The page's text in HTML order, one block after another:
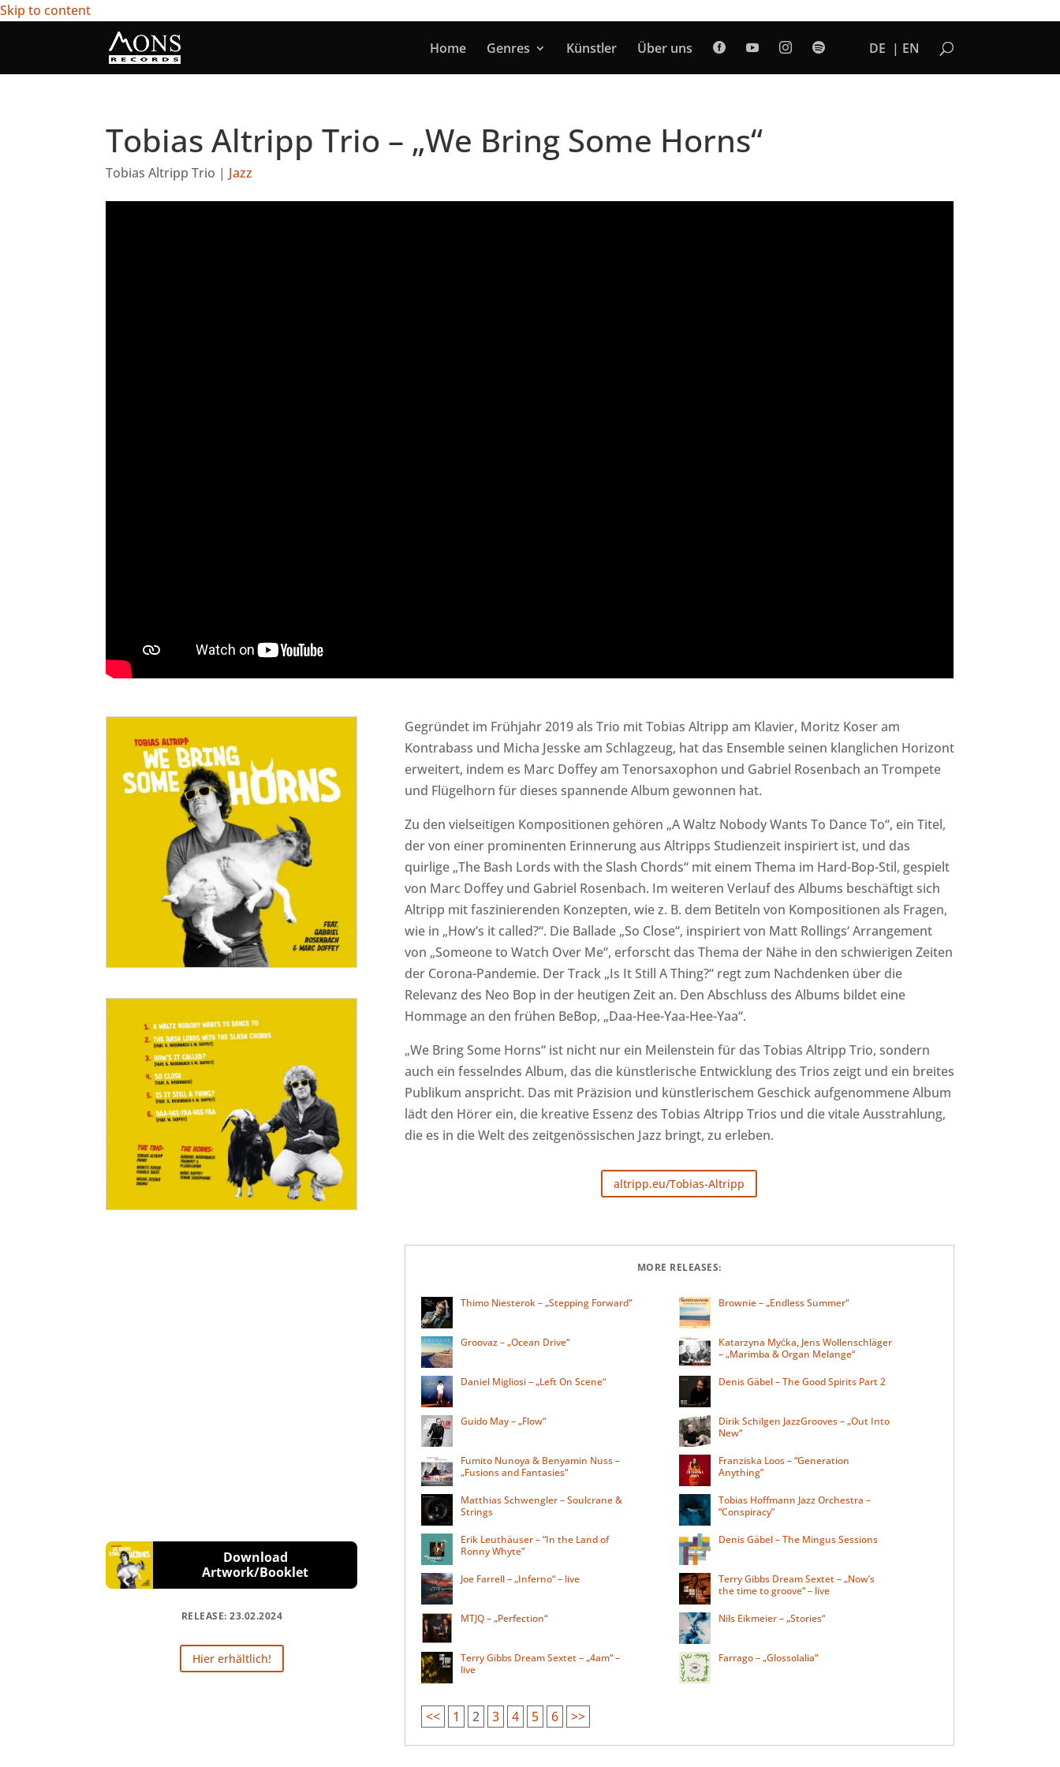
Skip to content
Home Genres Künstler Über uns     DE EN
Tobias Altripp Trio – „We Bring Some Horns“
Tobias Altripp Trio | Jazz
Download
Artwork/Booklet
RELEASE: 23.02.2024
Hier erhältlich!
Gegründet im Frühjahr 2019 als Trio mit Tobias Altripp am Klavier, Moritz Koser am
Kontrabass und Micha Jesske am Schlagzeug, hat das Ensemble seinen klanglichen Horizont
erweitert, indem es Marc Doffey am Tenorsaxophon und Gabriel Rosenbach an Trompete
und Flügelhorn für dieses spannende Album gewonnen hat.
Zu den vielseitigen Kompositionen gehören „A Waltz Nobody Wants To Dance To“, ein Titel,
der von einer prominenten Erinnerung aus Altripps Studienzeit inspiriert ist, und das
quirlige „The Bash Lords with the Slash Chords“ mit einem Thema im Hard-Bop-Stil, gespielt
von Marc Doffey und Gabriel Rosenbach. Im weiteren Verlauf des Albums beschäftigt sich
Altripp mit faszinierenden Konzepten, wie z. B. dem Betiteln von Kompositionen als Fragen,
wie in „How’s it called?“. Die Ballade „So Close“, inspiriert von Matt Rollings‘ Arrangement
von „Someone to Watch Over Me“, erforscht das Thema der Nähe in den schwierigen Zeiten
der Corona-Pandemie. Der Track „Is It Still A Thing?“ regt zum Nachdenken über die
Relevanz des Neo Bop in der heutigen Zeit an. Den Abschluss des Albums bildet eine
Hommage an den frühen BeBop, „Daa-Hee-Yaa-Hee-Yaa“.
„We Bring Some Horns“ ist nicht nur ein Meilenstein für das Tobias Altripp Trio, sondern
auch ein fesselndes Album, das die künstlerische Entwicklung des Trios zeigt und ein breites
Publikum anspricht. Das mit Präzision und künstlerischem Geschick aufgenommene Album
lädt den Hörer ein, die kreative Essenz des Tobias Altripp Trios und die vitale Ausstrahlung,
die es in die Welt des zeitgenössischen Jazz bringt, zu erleben.
altripp.eu/Tobias-Altripp
MORE RELEASES:
Thimo Niesterok – „Stepping Forward“ Brownie – „Endless Summer“
Groovaz – „Ocean Drive“
Katarzyna Myćka, Jens Wollenschläger
– „Marimba & Organ Melange“
Daniel Migliosi – „Left On Scene“ Denis Gäbel – The Good Spirits Part 2
Guido May – „Flow“
Dirik Schilgen JazzGrooves – „Out Into
New“
Fumito Nunoya & Benyamin Nuss –
„Fusions and Fantasies“
Franziska Loos – “Generation
Anything”
Matthias Schwengler – Soulcrane &
Strings
Tobias Hoffmann Jazz Orchestra –
“Conspiracy”
Erik Leuthäuser – “In the Land of
Ronny Whyte”
Denis Gäbel – The Mingus Sessions
Joe Farrell – „Inferno“ – live
Terry Gibbs Dream Sextet – „Now’s
the time to groove“ – live
MTJQ – „Perfection“ Nils Eikmeier – „Stories“
Terry Gibbs Dream Sextet – „4am“ –
live
Farrago – „Glossolalia“
<< 1 2 3 4 5 6 >>